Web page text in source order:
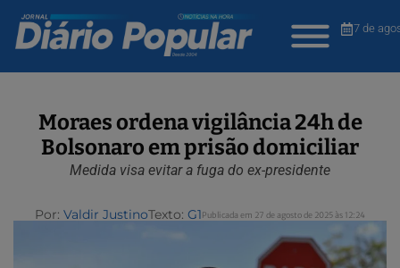
7 de
Moraes ordena vigilância 24h de
Bolsonaro em prisão domiciliar
Medida visa evitar a fuga do ex-presidente
Por: Valdir JustinoTexto: G1Publicada em 27 de agosto de 2025 às 12:24